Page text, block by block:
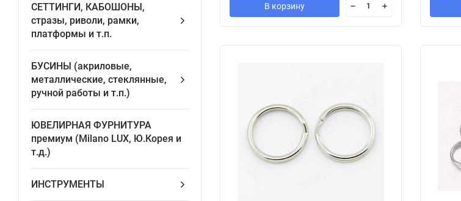
СЕТТИНГИ, КАБОШОНЫ,
стразы, риволи, рамки,
платформы и т.п.
БУСИНЫ (акриловые,
металлические, стеклянные,
ручной работы и т.п.)
ЮВЕЛИРНАЯ ФУРНИТУРА
премиум (Milano LUX, Ю.Корея и
т.д.)
ИНСТРУМЕНТЫ
В корзину